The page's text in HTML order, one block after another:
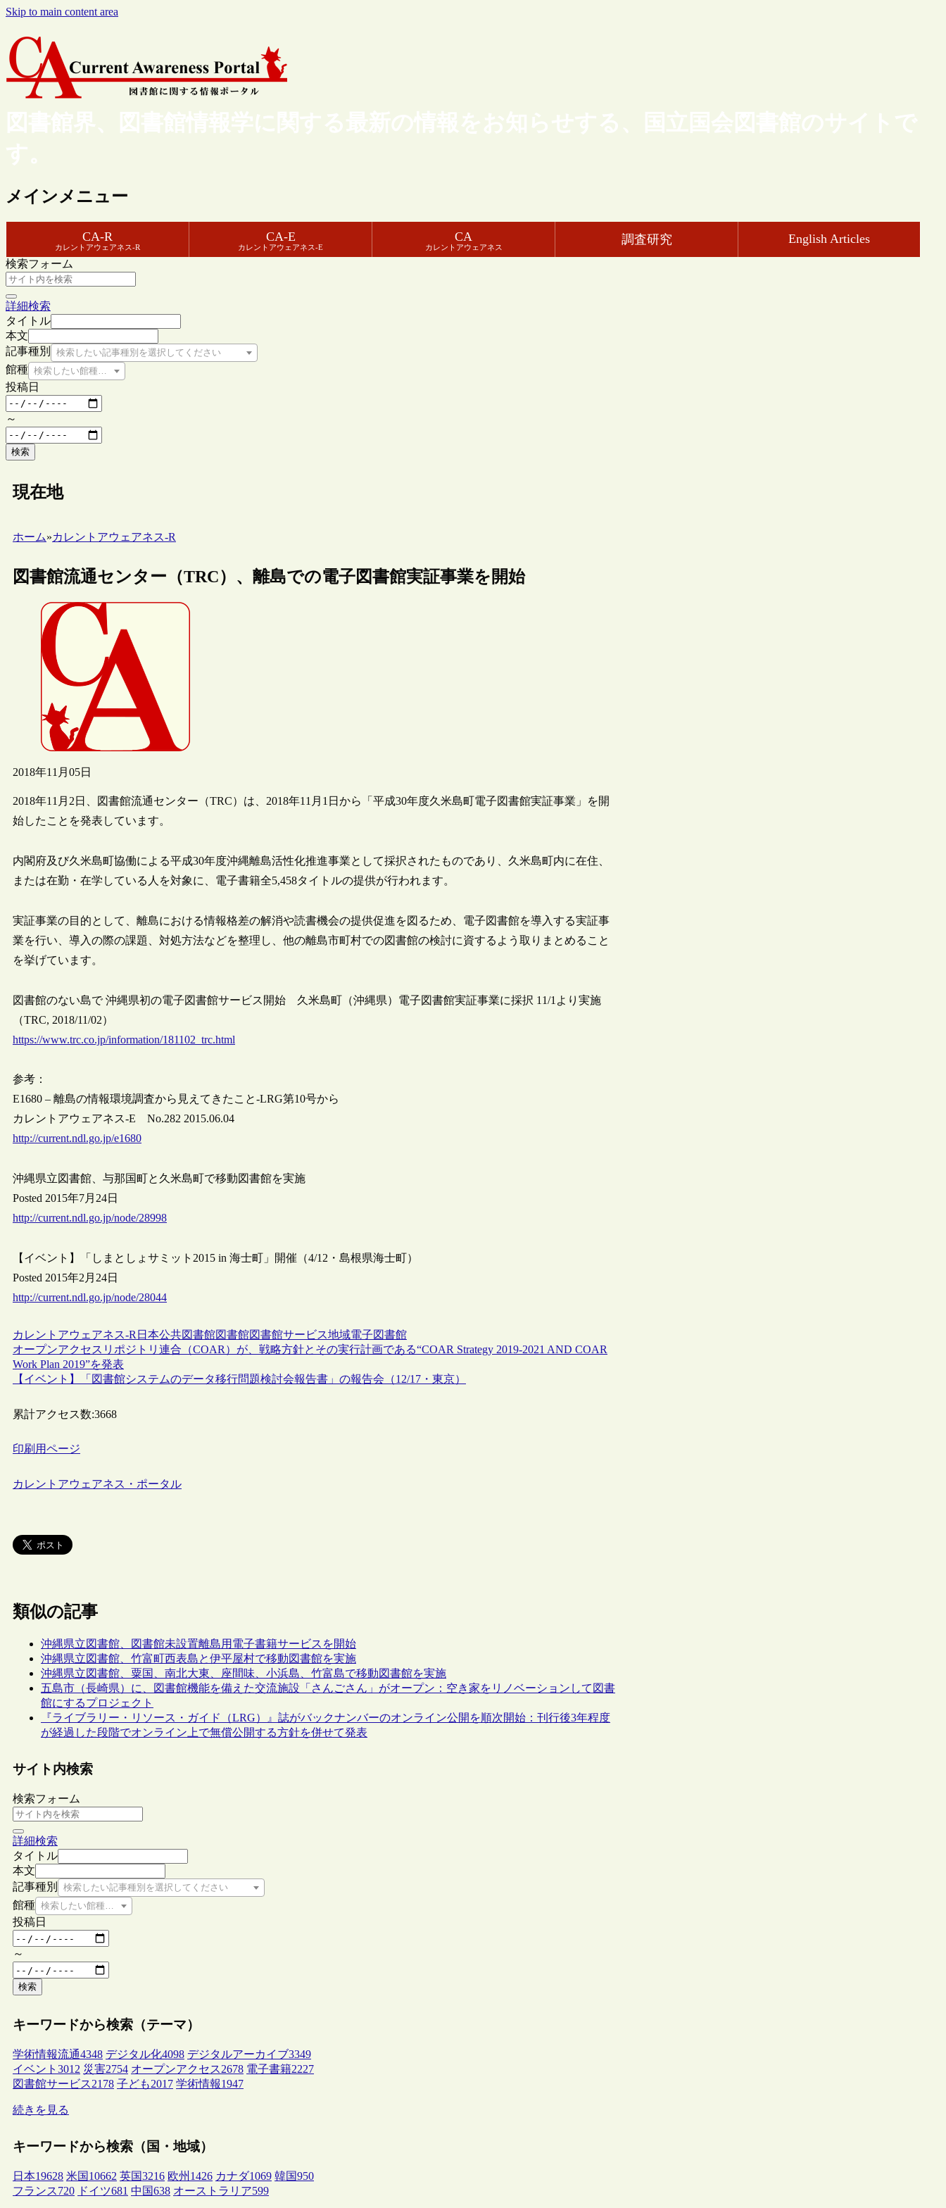
Skip to main content area
図書館界、図書館情報学に関する最新の情報をお知らせする、国立国会図書館のサイトで
す。
メインメニュー
CA-R
カレントアウェアネス-R
CA-E
カレントアウェアネス-E
CA
カレントアウェアネス
調査研究 English Articles
検索フォーム
詳細検索
タイトル
本文
記事種別
検索したい記事種別を選択してください
館種 検索したい館種を選択してください
投稿日
～
検索
現在地
ホーム»カレントアウェアネス-R
図書館流通センター（TRC）、離島での電子図書館実証事業を開始
2018年11月05日
2018年11月2日、図書館流通センター（TRC）は、2018年11月1日から「平成30年度久米島町電子図書館実証事業」を開
始したことを発表しています。
内閣府及び久米島町協働による平成30年度沖縄離島活性化推進事業として採択されたものであり、久米島町内に在住、
または在勤・在学している人を対象に、電子書籍全5,458タイトルの提供が行われます。
実証事業の目的として、離島における情報格差の解消や読書機会の提供促進を図るため、電子図書館を導入する実証事
業を行い、導入の際の課題、対処方法などを整理し、他の離島市町村での図書館の検討に資するよう取りまとめること
を挙げています。
図書館のない島で 沖縄県初の電子図書館サービス開始 久米島町（沖縄県）電子図書館実証事業に採択 11/1より実施
（TRC, 2018/11/02）
https://www.trc.co.jp/information/181102_trc.html
参考：
E1680 – 離島の情報環境調査から見えてきたこと‐LRG第10号から
カレントアウェアネス-E No.282 2015.06.04
http://current.ndl.go.jp/e1680
沖縄県立図書館、与那国町と久米島町で移動図書館を実施
Posted 2015年7月24日
http://current.ndl.go.jp/node/28998
【イベント】「しまとしょサミット2015 in 海士町」開催（4/12・島根県海士町）
Posted 2015年2月24日
http://current.ndl.go.jp/node/28044
カレントアウェアネス-R 日本公共図書館図書館図書館サービス地域電子図書館
オープンアクセスリポジトリ連合（COAR）が、戦略方針とその実行計画である“COAR Strategy 2019-2021 AND COAR
Work Plan 2019”を発表
【イベント】「図書館システムのデータ移行問題検討会報告書」の報告会（12/17・東京）
累計アクセス数:3668
印刷用ページ
カレントアウェアネス・ポータル
類似の記事
沖縄県立図書館、図書館未設置離島用電子書籍サービスを開始
沖縄県立図書館、竹富町西表島と伊平屋村で移動図書館を実施
沖縄県立図書館、粟国、南北大東、座間味、小浜島、竹富島で移動図書館を実施
五島市（長崎県）に、図書館機能を備えた交流施設「さんごさん」がオープン：空き家をリノベーションして図書
館にするプロジェクト
『ライブラリー・リソース・ガイド（LRG）』誌がバックナンバーのオンライン公開を順次開始：刊行後3年程度
が経過した段階でオンライン上で無償公開する方針を併せて発表
サイト内検索
検索フォーム
詳細検索
タイトル
本文
記事種別
検索したい記事種別を選択してください
館種 検索したい館種を選択してください
投稿日
～
検索
キーワードから検索（テーマ）
学術情報流通4348 デジタル化4098 デジタルアーカイブ3349
イベント 3012 災害2754 オープンアクセス2678 電子書籍2227
図書館サービス2178 子ども2017 学術情報1947
続きを見る
キーワードから検索（国・地域）
日本19628 米国 10662 英国3216 欧州 1426 カナダ1069 韓国950
フランス720 ドイツ681 中国638 オーストラリア599